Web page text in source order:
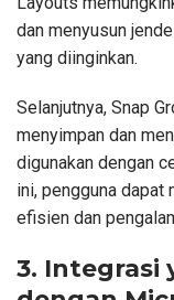
dan menyusun
yang diinginkan.
Selanjutnya, Snap
menyimpan dan
digunakan dengan
ini, pengguna dapat
efisien dan
3. Integrasi